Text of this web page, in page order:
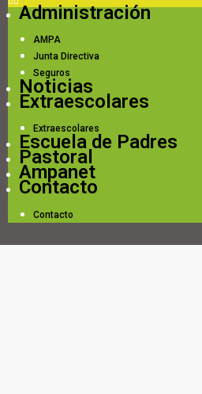
Administración
AMPA
Junta Directiva
Seguros
Noticias
Extraescolares
Extraescolares
Escuela de Padres
Pastoral
Ampanet
Contacto
Contacto